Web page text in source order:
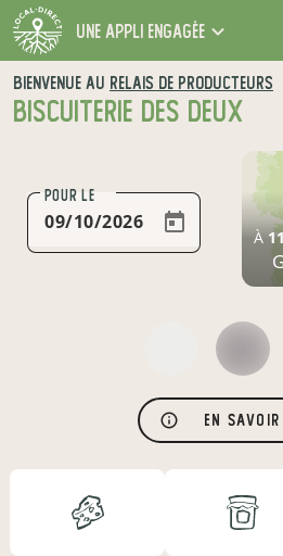
une appli engagée
BIENVENUE AU RELAIS DE PRODUCTEURS
BISCUITERIE DES DEUX
POUR LE
En
À